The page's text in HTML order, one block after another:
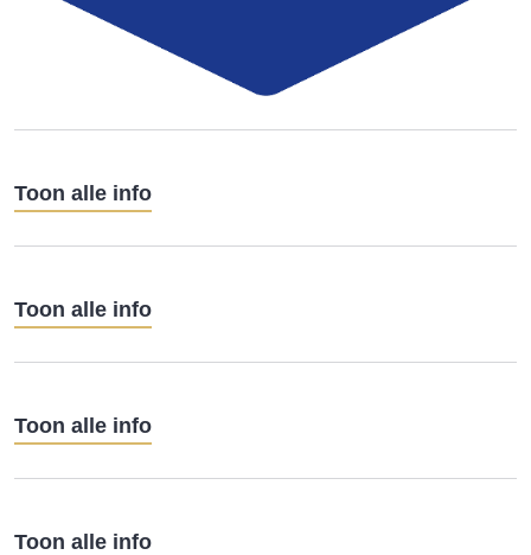
Toon alle info
Toon alle info
Toon alle info
Toon alle info